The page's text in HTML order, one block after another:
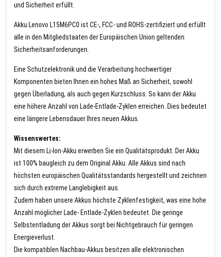
und Sicherheit erfüllt.
Akku Lenovo L15M6PC0 ist CE-, FCC- und ROHS-zertifiziert und erfüllt
alle in den Mitgliedstaaten der Europäischen Union geltenden
Sicherheitsanforderungen.
Eine Schutzelektronik und die Verarbeitung hochwertiger
Komponenten bieten Ihnen ein hohes Maß an Sicherheit, sowohl
gegen Überladung, als auch gegen Kurzschluss. So kann der Akku
eine höhere Anzahl von Lade-Entlade-Zyklen erreichen. Dies bedeutet
eine längere Lebensdauer Ihres neuen Akkus.
Wissenswertes:
Mit diesem Li-Ion-Akku erwerben Sie ein Qualitätsprodukt. Der Akku
ist 100% baugleich zu dem Original Akku. Alle Akkus sind nach
höchsten europäischen Qualitätsstandards hergestellt und zeichnen
sich durch extreme Langlebigkeit aus.
Zudem haben unsere Akkus höchste Zyklenfestigkeit, was eine hohe
Anzahl möglicher Lade- Entlade-Zyklen bedeutet. Die geringe
Selbstentladung der Akkus sorgt bei Nichtgebrauch für geringen
Energieverlust.
Die kompatiblen Nachbau-Akkus besitzen alle elektronischen